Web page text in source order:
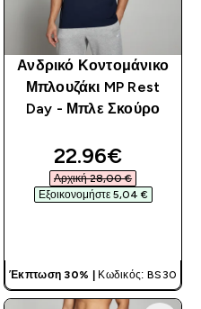
Ανδρικό Κοντομάνικο
Μπλουζάκι MP Rest
Day - Μπλε Σκούρο
discounted
22.96€‎
Αρχική 28,00 €‎
Εξοικονομήστε 5,04 €‎
Έκπτωση 30% | Κωδικός: BS30